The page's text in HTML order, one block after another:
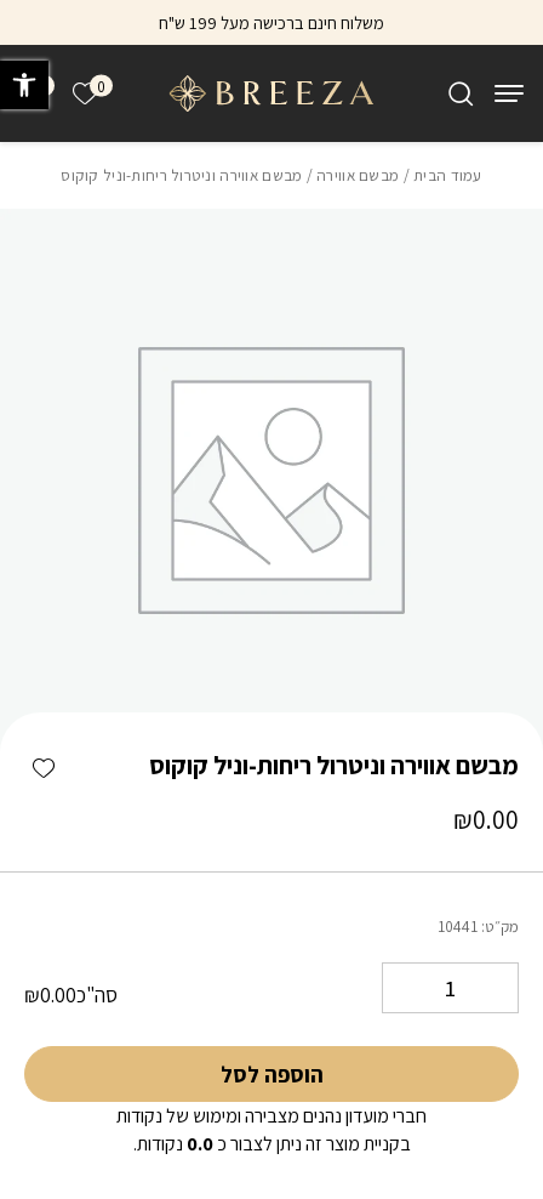
משלוח חינם ברכישה מעל 199 ש"ח
0 הרשימה
עמוד הבית/ מבשם אווירה / מבשם אווירה וניטרול ריחות-וניל קוקוס
מבשם אווירה וניטרול ריחות-וניל קוקוס
₪0.00
מק״ט: 10441
סה"כ ₪0.00
הוספה לסל
חברי מועדון נהנים מצבירה ומימוש של נקודות
בקניית מוצר זה ניתן לצבור כ0.0 נקודות.